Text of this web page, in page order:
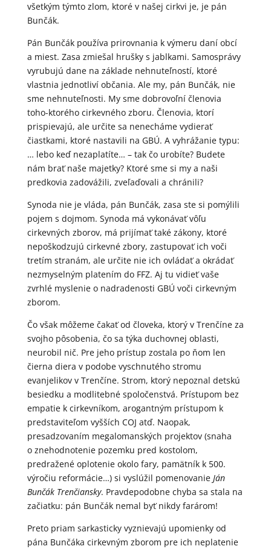
všetkým týmto zlom, ktoré v našej cirkvi je, je pán
Bunčák.
Pán Bunčák používa prirovnania k výmeru daní obcí
a miest. Zasa zmiešal hrušky s jablkami. Samosprávy
vyrubujú dane na základe nehnuteľností, ktoré
vlastnia jednotliví občania. Ale my, pán Bunčák, nie
sme nehnuteľnosti. My sme dobrovoľní členovia
toho-ktorého cirkevného zboru. Členovia, ktorí
prispievajú, ale určite sa nenecháme vydierať
čiastkami, ktoré nastavili na GBÚ. A vyhrážanie typu:
… lebo keď nezaplatíte… – tak čo urobíte? Budete
nám brať naše majetky? Ktoré sme si my a naši
predkovia zadovážili, zveľaďovali a chránili?
Synoda nie je vláda, pán Bunčák, zasa ste si pomýlili
pojem s dojmom. Synoda má vykonávať vôľu
cirkevných zborov, má prijímať také zákony, ktoré
nepoškodzujú cirkevné zbory, zastupovať ich voči
tretím stranám, ale určite nie ich ovládať a okrádať
nezmyselným platením do FFZ. Aj tu vidieť vaše
zvrhlé myslenie o nadradenosti GBÚ voči cirkevným
zborom.
Čo však môžeme čakať od človeka, ktorý v Trenčíne za
svojho pôsobenia, čo sa týka duchovnej oblasti,
neurobil nič. Pre jeho prístup zostala po ňom len
čierna diera v podobe vyschnutého stromu
evanjelikov v Trenčíne. Strom, ktorý nepoznal detskú
besiedku a modlitebné spoločenstvá. Prístupom bez
empatie k cirkevníkom, arogantným prístupom k
predstaviteľom vyšších COJ atď. Naopak,
presadzovaním megalomanských projektov (snaha
o znehodnotenie pozemku pred kostolom,
predražené oplotenie okolo fary, pamätník k 500.
výročiu reformácie…) si vyslúžil pomenovanie Ján
Bunčák Trenčiansky. Pravdepodobne chyba sa stala na
začiatku: pán Bunčák nemal byť nikdy farárom!
Preto priam sarkasticky vyznievajú upomienky od
pána Bunčáka cirkevným zborom pre ich neplatenie